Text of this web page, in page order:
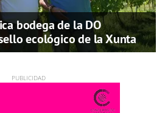
bodega de la DO
ecológico de la Xunta